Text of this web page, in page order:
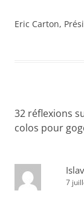
Eric Carton,
32 réflexions
colos pour
7